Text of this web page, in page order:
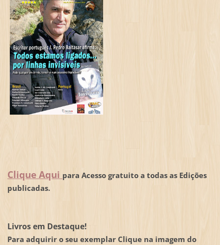
Clique Aqui para Acesso gratuito a todas as Edições
publicadas.
Livros em Destaque!
Para adquirir o seu exemplar Clique na imagem do